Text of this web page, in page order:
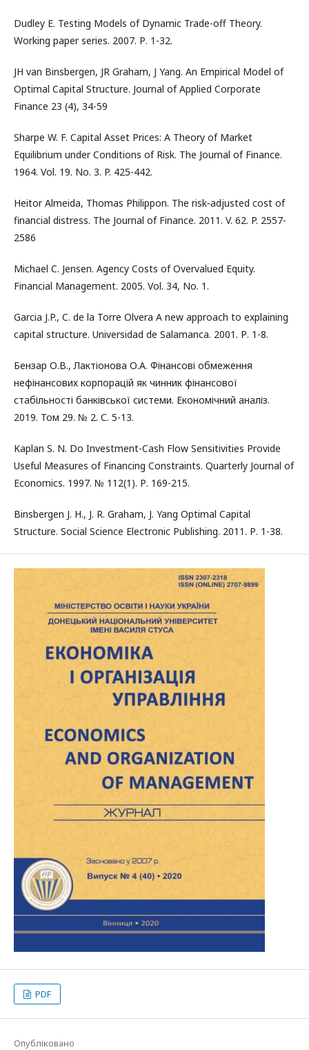
Dudley E. Testing Models of Dynamic Trade-off Theory.
Working paper series. 2007. Р. 1-32.
JH van Binsbergen, JR Graham, J Yang. An Empirical Model of
Optimal Capital Structure. Journal of Applied Corporate
Finance 23 (4), 34-59
Sharpe W. F. Capital Asset Prices: A Theory of Market
Equilibrium under Conditions of Risk. The Journal of Finance.
1964. Vol. 19. No. 3. P. 425-442.
Heitor Almeida, Thomas Philippon. The risk‐adjusted cost of
financial distress. The Journal of Finance. 2011. V. 62. P. 2557-
2586
Michael C. Jensen. Agency Costs of Overvalued Equity.
Financial Management. 2005. Vol. 34, No. 1.
Garcia J.P., C. de la Torre Olvera A new approach to explaining
capital structure. Universidad de Salamanca. 2001. Р. 1-8.
Бензар О.В., Лактіонова О.А. Фінансові обмеження
нефінансових корпорацій як чинник фінансової
стабільності банківської системи. Економічний аналіз.
2019. Том 29. № 2. С. 5-13.
Kaplan S. N. Do Investment-Cash Flow Sensitivities Provide
Useful Measures of Financing Constraints. Quarterly Journal of
Economics. 1997. № 112(1). Р. 169-215.
Binsbergen J. H., J. R. Graham, J. Yang Optimal Capital
Structure. Social Science Electronic Publishing. 2011. Р. 1-38.
PDF
Опубліковано